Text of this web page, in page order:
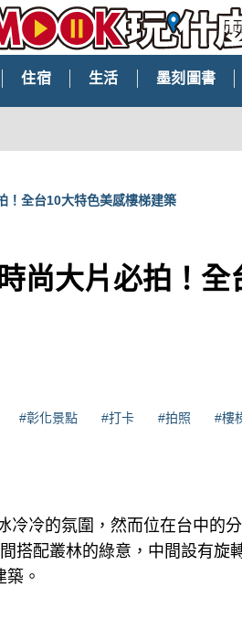
住宿 生活 墨刻圖書
！全台10大特色美感樓梯建築
尚大片必拍！
#彰化景點 #打卡 #拍照 #樓
冷冷的氛圍，然而位在台中的
搭配叢林的綠意，中間設有旋
。